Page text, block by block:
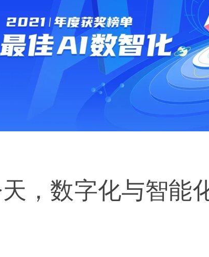
，数字化与智能